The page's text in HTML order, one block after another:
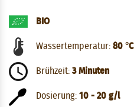
BIO
Wassertemperatur: 80 °C
Brühzeit: 3 Minuten
Dosierung: 10 - 20 g/l